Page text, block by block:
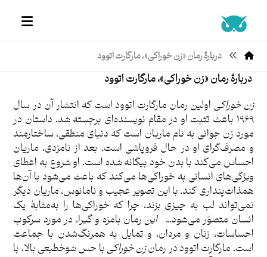
دربارۀ رمان «زن خوراکی»، مارگارت اتوود
دربارۀ رمان «زن خوراکی»، مارگارت اتوود
زن خوراکی اولین رمان مارگارت اتوود است که انتشار آن در سال
۱۹۶۹ باعث تثبت او در مقام نویسنده‌ای برجسته شد. داستان در
مورد زن جوانی به نام ماریان است که دنیای منطقی، ساختارمند
و مصرف‌گرای او در حال فروپاشی است. بعد از نامزدی، ماریان
احساس می‌کند با بدن خود بیگانه شده است. او شروع به اعطای
ویژگی‌های انسانی به خوراکی‌ها می‌کند که باعث می‌شود با آن‌ها
همذات‌پنداری کند. با این تصویر عجیب و نامانوس، ماریان دیگر
نمی‌تواند لب به چیزی بزند، چرا که خوراکی‌ها را به‌مثابۀ یک
انسان متصوّر می‌شود… اینرمان بامزه و گیرا، در مورد سرکوب
احساسات، زنان و مردان، و تمایل به همرنگ‌شدن با جماعت‌
است. مارگارت اتوود در رمانزن خوراکیبا حس شوخ­طبعی بالا، با